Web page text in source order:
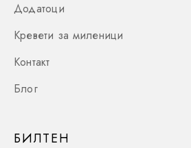
Додатоци
Кревети за миленици
Контакт
Блог
БИЛТЕН